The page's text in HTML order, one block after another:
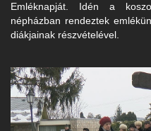
Emléknapját. Idén a
népházban rendeztek
diákjainak részvételével.